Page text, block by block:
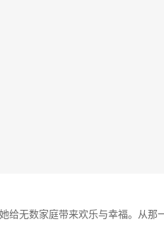
给无数家庭带来欢乐与幸福。从